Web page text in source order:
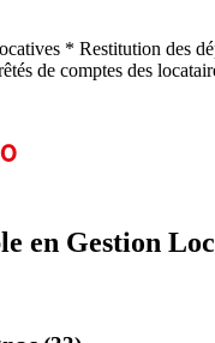
* Restitution des
de comptes des
en Gestion